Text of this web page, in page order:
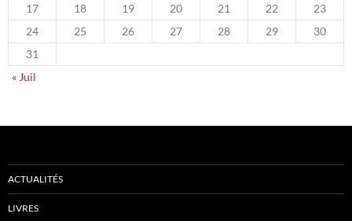
17
18 19 20 21 22
23
24
25 26 27 28 29
30
31
« Juil
ACTUALITÉS
LIVRES